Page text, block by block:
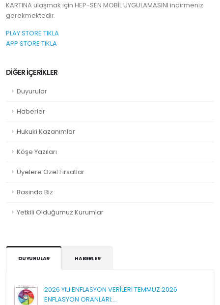
DİĞER İÇERİKLER
Duyurular
Haberler
Hukuki Kazanımlar
Köşe Yazıları
Üyelere Özel Fırsatlar
Basında Biz
Yetkili Olduğumuz Kurumlar
DUYURULAR HABERLER
2026 YILI ENFLASYON VERİLERİ TEMMUZ 2026
ENFLASYON ORANLARI:...
KARTINA ulaşmak için HEP-SEN MOBİL UYGULAMASINI indirmeniz
gerekmektedir.
PLAY STORE TIKLA
APP STORE TIKLA